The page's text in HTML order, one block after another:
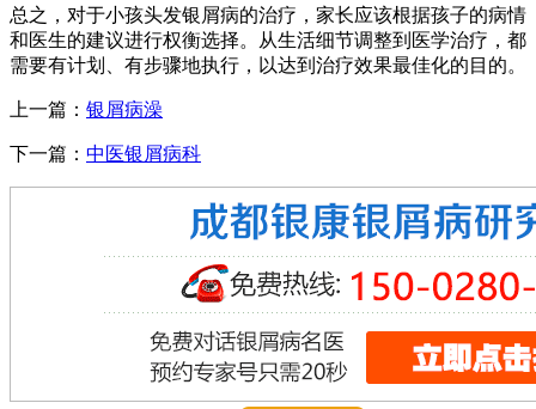
总之，对于小孩头发银屑病的治疗，家长应该根据孩子的病情
和医生的建议进行权衡选择。从生活细节调整到医学治疗，都
需要有计划、有步骤地执行，以达到治疗效果最佳化的目的。
上一篇： 银屑病澡
下一篇： 中医银屑病科